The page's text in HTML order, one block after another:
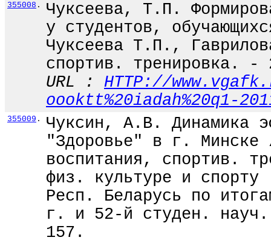
355008 .
Чуксеева, Т.П.
у студентов,
Чуксеева Т.П.,
спортив.
URL : HTTP://
oooktt%20iadah%20q1-
355009 .
Чуксин, А.В. Динамика
"Здоровье" в г.
воспитания, спортив.
физ. культуре и
Респ. Беларусь по
г. и 52-й студен.
157.